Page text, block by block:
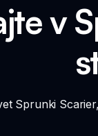
v
Sprunki